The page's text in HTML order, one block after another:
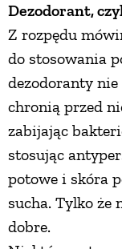
Dezodorant,
Z rozpędu
do stosowania
dezodoranty
chronią przed
zabijając
stosując
potowe i skóra
sucha. Tylko że
dobre.